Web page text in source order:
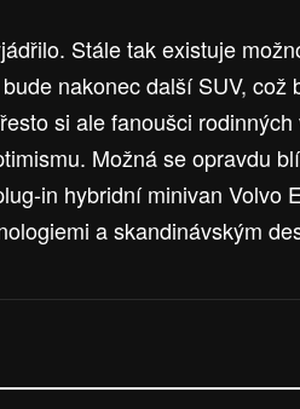
Stále tak existuje
nakonec další SUV, což
si ale fanoušci rodinných
Možná se opravdu
in hybridní minivan Volvo
a skandinávským